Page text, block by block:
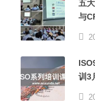
五
与
训3